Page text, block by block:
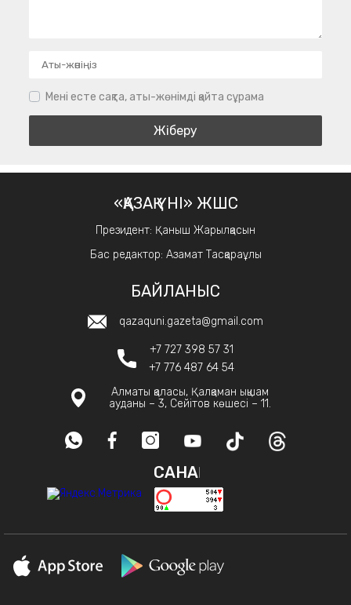
Мені есте сақта, аты-жөнімді қайта сұрама
«ҚАЗАҚ ҮНІ» ЖШС
Президент: Қаныш Жарылқасын
Бас редактор: Азамат Тасқараұлы
БАЙЛАНЫС
qazaquni.gazeta@gmail.com
+7 727 398 57 31
+7 776 487 64 54
Алматы қаласы, Қалқаман ықшам
ауданы – 3, Сейітов көшесі – 11.
САНАҚ